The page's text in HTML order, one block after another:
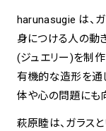
harunasugie は、
身につける人の動
(ジュエリー)を制作
有機的な造形を通
体や心の問題にも
萩原睦は、ガラス